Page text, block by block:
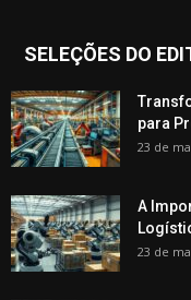
SELEÇÕES DO
para
23 de
A
23 de